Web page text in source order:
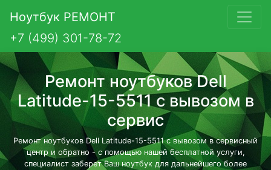
Ноутбук РЕМОНТ
+7 (499) 301-78-72
Ремонт ноутбуков Dell
Latitude-15-5511 с вывозом в
сервис
Ремонт ноутбуков Dell Latitude-15-5511 с вывозом в сервисный
центр и обратно - с помощью нашей бесплатной услуги,
специалист заберет Ваш ноутбук для дальнейшего более